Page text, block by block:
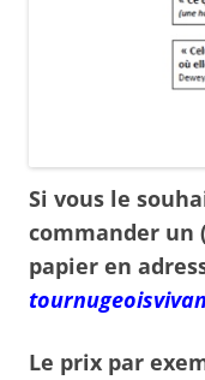
Si vous le
commander un
papier en
Le prix par